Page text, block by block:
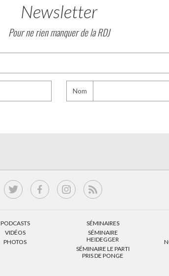
Newsletter
Pour ne rien manquer de la RDJ
Nom
PODCASTS
VIDÉOS
PHOTOS
SÉMINAIRES
SÉMINAIRE
HEIDEGGER
SÉMINAIRE LE PARTI
PRIS DE PONGE